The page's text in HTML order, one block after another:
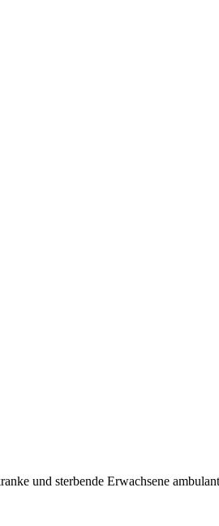
und sterbende Erwachsene